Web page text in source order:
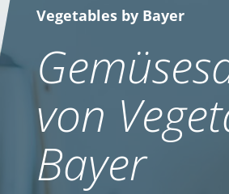
Vegetables by Bayer
von
Bayer